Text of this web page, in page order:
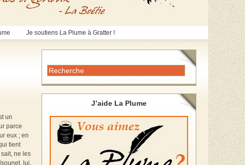
Je soutiens La Plume à Gratter !
un
parce
eux ; en
tient
ne les
lui,
J’aide La Plume